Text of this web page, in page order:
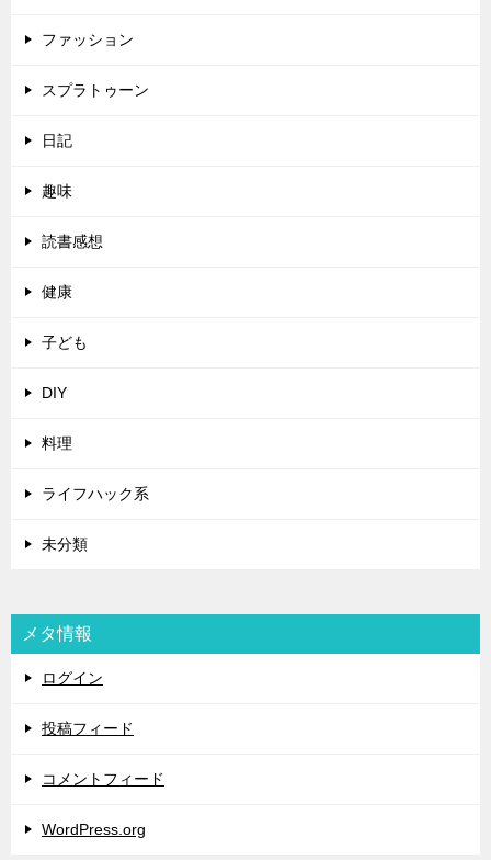
ファッション
スプラトゥーン
日記
趣味
読書感想
健康
子ども
DIY
料理
ライフハック系
未分類
メタ情報
ログイン
投稿フィード
コメントフィード
WordPress.org